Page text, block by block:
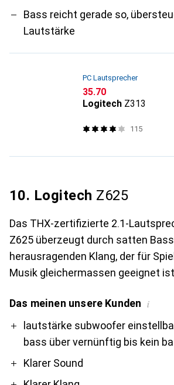
Bass reicht gerade so,
Lautstärke
PC Lautsprecher
CHF
35.70
Logitech Z313
115
10. Logitech Z625
Das THX-zertifizierte 2.1-
Z625 überzeugt durch satten
herausragenden Klang, der für
Musik gleichermassen geeignet
Das meinen unsere Kunden i
Pro lautstärke subwoofer
bass über vernünftig bis kein
Klarer Sound
Contra